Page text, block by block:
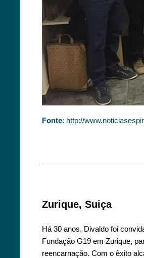
Fonte: http://
Zurique, Suiça
Há 30 anos, Divaldo foi
Fundação G19 em Zurique,
reencarnação. Com o êxito